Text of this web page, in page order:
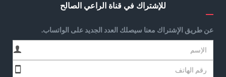
للإشتراك في قناة الراعي الصالح
عن طريق الإشتراك معنا سيصلك العدد الجديد على الواتساب.